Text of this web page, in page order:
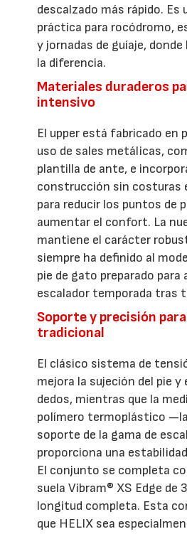
descalzado más rápido. Es
práctica para rocódromo,
y jornadas de guíaje, donde
la diferencia.
Materiales duraderos
intensivo
El upper está fabricado en
uso de sales metálicas,
plantilla de ante, e
construcción sin costuras
para reducir los puntos de
aumentar el confort. La
mantiene el carácter
siempre ha definido al
pie de gato preparado para
escalador temporada tras
Soporte y precisión
tradicional
El clásico sistema de
mejora la sujeción del pie y
dedos, mientras que la
polímero termoplástico
soporte de la gama de
proporciona una
El conjunto se completa
suela Vibram® XS Edge de
longitud completa. Esta
que HELIX sea